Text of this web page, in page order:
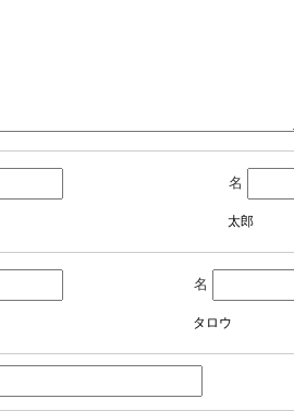
名
太郎
名
タロウ